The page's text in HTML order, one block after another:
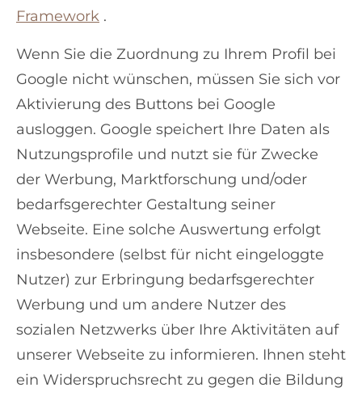
Framework .
Wenn Sie die Zuordnung zu Ihrem Profil bei
Google nicht wünschen, müssen Sie sich vor
Aktivierung des Buttons bei Google
ausloggen. Google speichert Ihre Daten als
Nutzungsprofile und nutzt sie für Zwecke
der Werbung, Marktforschung und/oder
bedarfsgerechter Gestaltung seiner
Webseite. Eine solche Auswertung erfolgt
insbesondere (selbst für nicht eingeloggte
Nutzer) zur Erbringung bedarfsgerechter
Werbung und um andere Nutzer des
sozialen Netzwerks über Ihre Aktivitäten auf
unserer Webseite zu informieren. Ihnen steht
ein Widerspruchsrecht zu gegen die Bildung